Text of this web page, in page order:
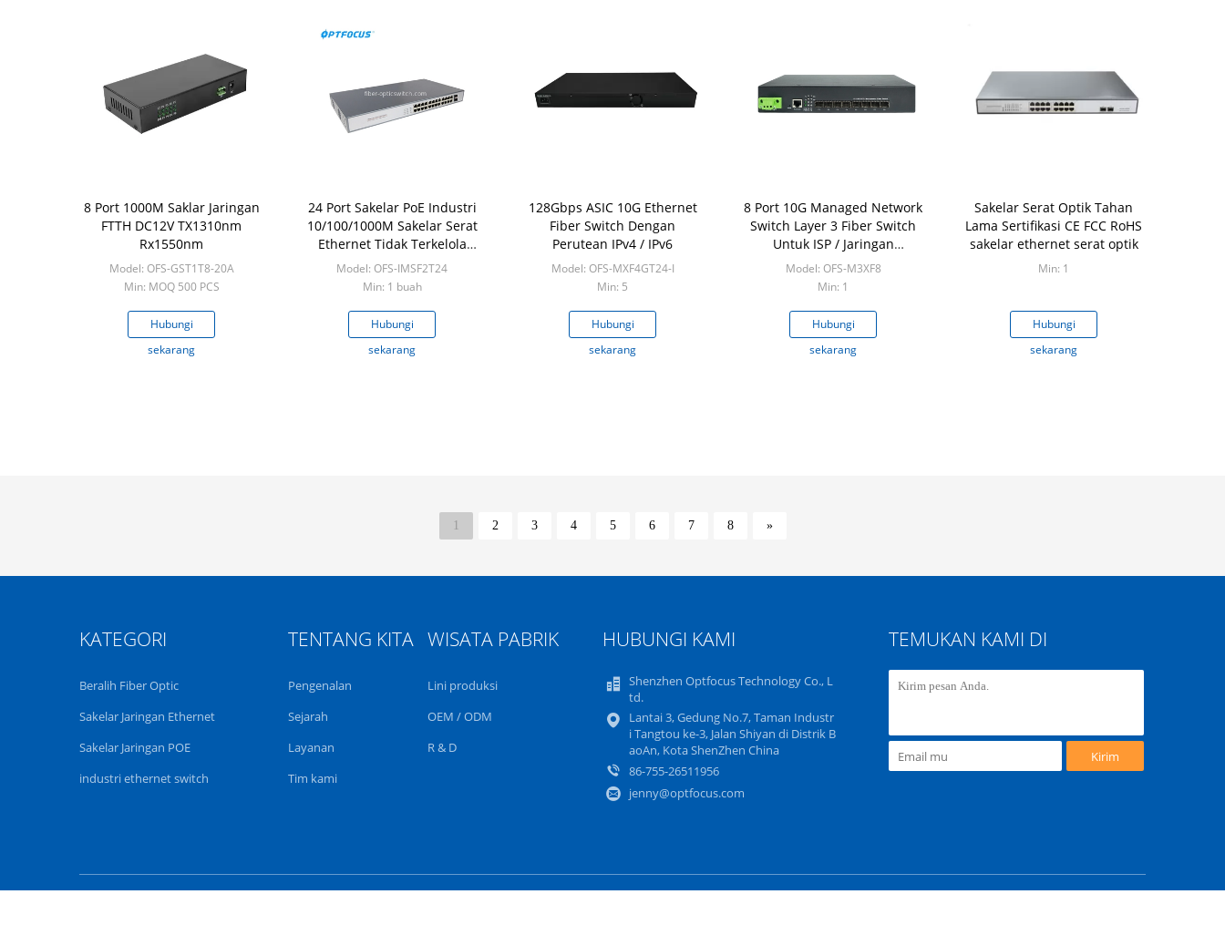
8 Port 1000M Saklar Jaringan
FTTH DC12V TX1310nm
Rx1550nm
Model: OFS-GST1T8-20A
Min: MOQ 500 PCS
Hubungi
sekarang
24 Port Sakelar PoE Industri
10/100/1000M Sakelar Serat
Ethernet Tidak Terkelola
Saklar PoE CCTV NVR
Model: OFS-IMSF2T24
Min: 1 buah
Hubungi
sekarang
128Gbps ASIC 10G Ethernet
Fiber Switch Dengan
Perutean IPv4 / IPv6
Model: OFS-MXF4GT24-I
Min: 5
Hubungi
sekarang
8 Port 10G Managed Network
Switch Layer 3 Fiber Switch
Untuk ISP / Jaringan
Perusahaan
Model: OFS-M3XF8
Min: 1
Hubungi
sekarang
Sakelar Serat Optik Tahan
Lama Sertifikasi CE FCC RoHS
sakelar ethernet serat optik
Min: 1
Hubungi
sekarang
1 2 3 4 5 6 7 8 »
KATEGORI
Beralih Fiber Optic
Sakelar Jaringan Ethernet
Sakelar Jaringan POE
industri ethernet switch
TENTANG KITA
Pengenalan
Sejarah
Layanan
Tim kami
WISATA PABRIK
Lini produksi
OEM / ODM
R & D
HUBUNGI KAMI
Shenzhen Optfocus Technology Co., L
td.
Lantai 3, Gedung No.7, Taman Industr
i Tangtou ke-3, Jalan Shiyan di Distrik B
aoAn, Kota ShenZhen China
86-755-26511956
jenny@optfocus.com
TEMUKAN KAMI DI
Kirim